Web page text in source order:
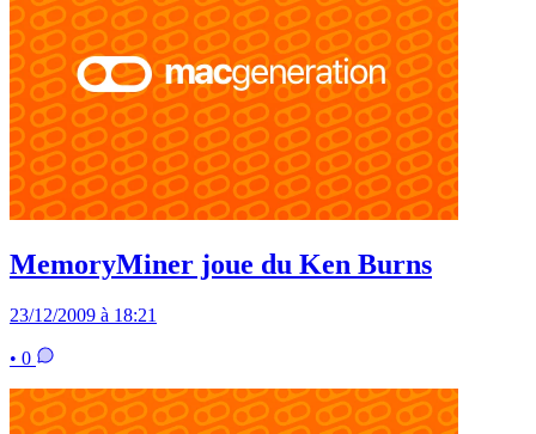
MemoryMiner joue du Ken Burns
23/12/2009 à 18:21
• 0